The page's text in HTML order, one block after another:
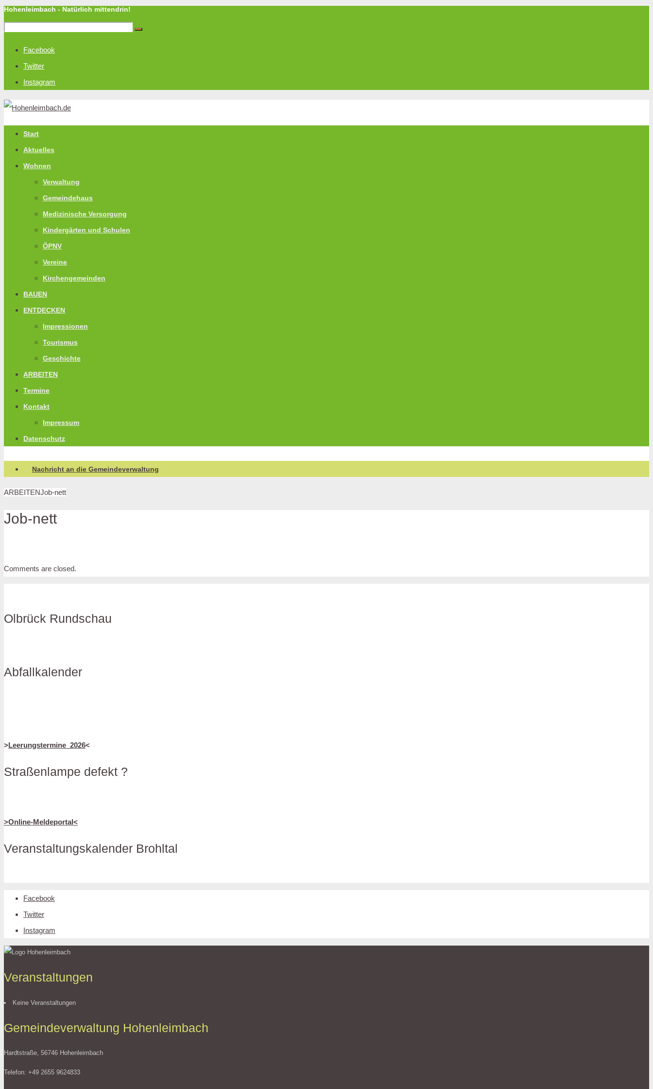
Hohenleimbach - Natürlich mittendrin!
Facebook
Twitter
Instagram
Start
Aktuelles
Wohnen
Verwaltung
Gemeindehaus
Medizinische Versorgung
Kindergärten und Schulen
ÖPNV
Vereine
Kirchengemeinden
BAUEN
ENTDECKEN
Impressionen
Tourismus
Geschichte
ARBEITEN
Termine
Kontakt
Impressum
Datenschutz
Nachricht an die Gemeindeverwaltung
ARBEITENJob-nett
Job-nett
Comments are closed.
Olbrück Rundschau
Abfallkalender
>Leerungstermine_2026<
Straßenlampe defekt ?
>Online-Meldeportal<
Veranstaltungskalender Brohltal
Facebook
Twitter
Instagram
Veranstaltungen
Keine Veranstaltungen
Gemeindeverwaltung Hohenleimbach
Hardtstraße, 56746 Hohenleimbach
Telefon: +49 2655 9624833